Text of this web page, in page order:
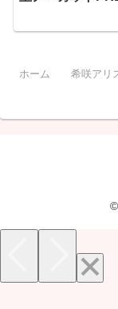
ホーム 希咲アリ